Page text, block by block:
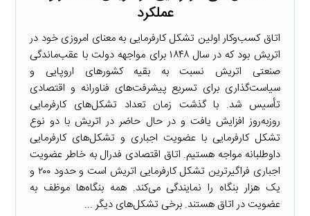
عملکرد
اتاق کسب‌وکار اولین تشکل کارفرمایی به معنای امروزی خود در
اتریش بود که در سال ۱۸۴۸ برای مواجهه دولت با عقب‌ماندگی
صنعتی اتریش نسبت به بقیه کشورهای اروپایی و
سیاست‌گذاری برای تسریع پیشرفت‌های فناورانه و اقتصادی
تأسیس شد. با گذشت زمان تعداد تشکل‌های کارفرمایی
روزبه‌روز افزایش یافت و در حال حاضر در اتریش با دو نوع
تشکل کارفرمایی با عضویت اجباری و تشکل‌های کارفرمایی
داوطلبانه مواجه هستیم. اتاق اقتصادی فدرال به خاطر عضویت
اجباری فراگیرترین تشکل کارفرمایی اتریش است و حدود ۲۰۰ و
یک هزار بنگاه را نمایندگی می‌کند. همه بنگاه‌ها موظف به
عضویت در اتاق هستند. برخی تشکل‌های دیگر ...